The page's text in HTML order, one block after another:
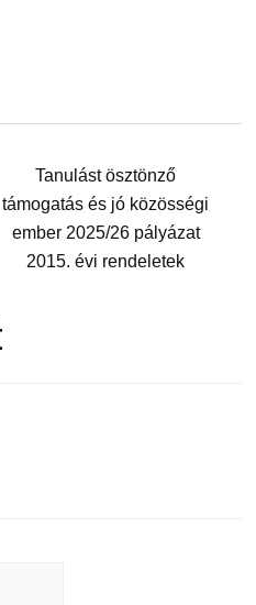
Tanulást ösztönző
támogatás és jó közösségi
ember 2025/26 pályázat
2015. évi rendeletek